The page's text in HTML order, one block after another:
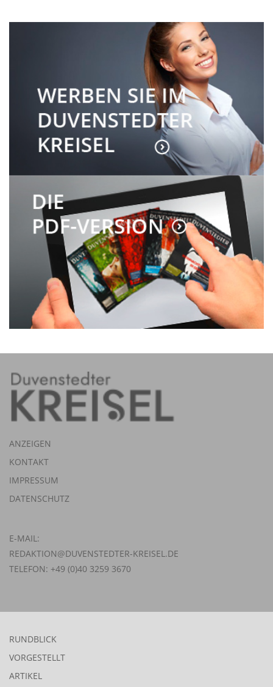
ANZEIGEN
KONTAKT
IMPRESSUM
DATENSCHUTZ
E-MAIL:
REDAKTION@DUVENSTEDTER-KREISEL.DE
TELEFON: +49 (0)40 3259 3670
RUNDBLICK
VORGESTELLT
ARTIKEL